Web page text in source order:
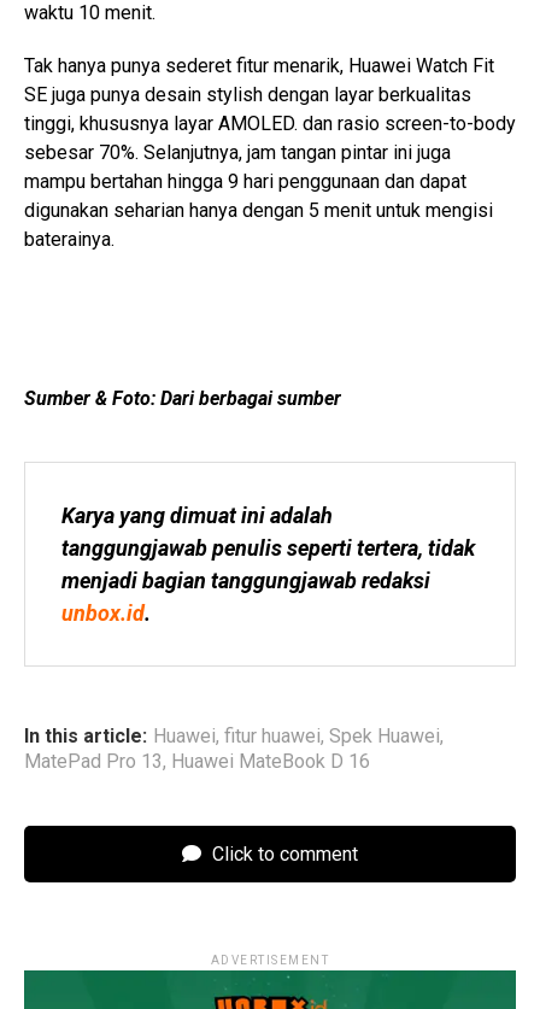
waktu 10 menit.
Tak hanya punya sederet fitur menarik, Huawei Watch Fit
SE juga punya desain stylish dengan layar berkualitas
tinggi, khususnya layar AMOLED. dan rasio screen-to-body
sebesar 70%. Selanjutnya, jam tangan pintar ini juga
mampu bertahan hingga 9 hari penggunaan dan dapat
digunakan seharian hanya dengan 5 menit untuk mengisi
baterainya.
Sumber & Foto: Dari berbagai sumber
Karya yang dimuat ini adalah
tanggungjawab penulis seperti tertera, tidak
unbox.id.
In this article: Huawei, fitur huawei, Spek Huawei,
MatePad Pro 13, Huawei MateBook D 16
Click to comment
ADVERTISEMENT